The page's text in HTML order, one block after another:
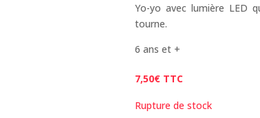
Yo-yo avec lumière LED
tourne.
6 ans et +
7,50€ TTC
Rupture de stock